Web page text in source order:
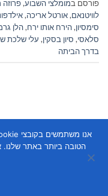
פורסם במומלצי השבוע,פרוזה
לוויטנאם,אורטל אריכה,
סימסיון,הירח אותו ירח,הלן
סלאסי, סיון בסקין, עלי שלכת
בדרך הביתה
Theme
הטובה ביותר באתר